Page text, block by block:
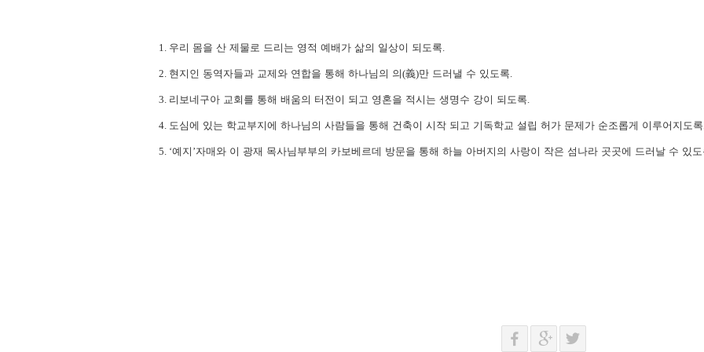
1. 우리 몸을 산 제물로 드리는 영적 예배가 삶의 일상이 되도록.
2. 현지인 동역자들과 교제와 연합을 통해 하나님의 의(義)만 드러낼 수 있도록.
3. 리보네구아 교회를 통해 배움의 터전이 되고 영혼을 적시는 생명수 강이 되도록.
4. 도심에 있는 학교부지에 하나님의 사람들을 통해 건축이 시작 되고 기독학교 설립 허가 문제가 순조롭게 이루어지도록
5. ‘예지 ’자매와 이 광재 목사님부부의 카보베르데 방문을 통해 하늘 아버지의 사랑이 작은 섬나라 곳곳에 드러날 수 있도